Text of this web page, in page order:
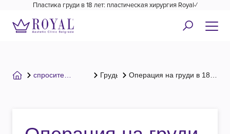
Пластика груди в 18 лет: пластическая хирургия Royal✓
спросите
Грудь
Операция на груди в 18